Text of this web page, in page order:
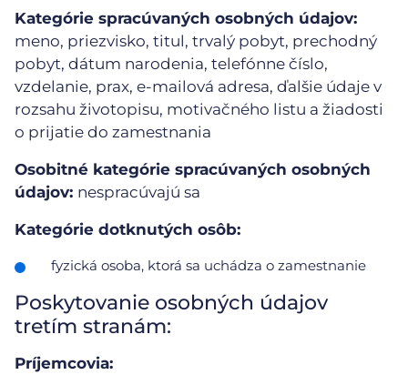
Kategórie spracúvaných osobných údajov:
meno, priezvisko, titul, trvalý pobyt, prechodný
pobyt, dátum narodenia, telefónne číslo,
vzdelanie, prax, e-mailová adresa, ďalšie údaje v
rozsahu životopisu, motivačného listu a žiadosti
o prijatie do zamestnania
Osobitné kategórie spracúvaných osobných
údajov: nespracúvajú sa
Kategórie dotknutých osôb:
fyzická osoba, ktorá sa uchádza o zamestnanie
Poskytovanie osobných údajov
tretím stranám:
Príjemcovia: